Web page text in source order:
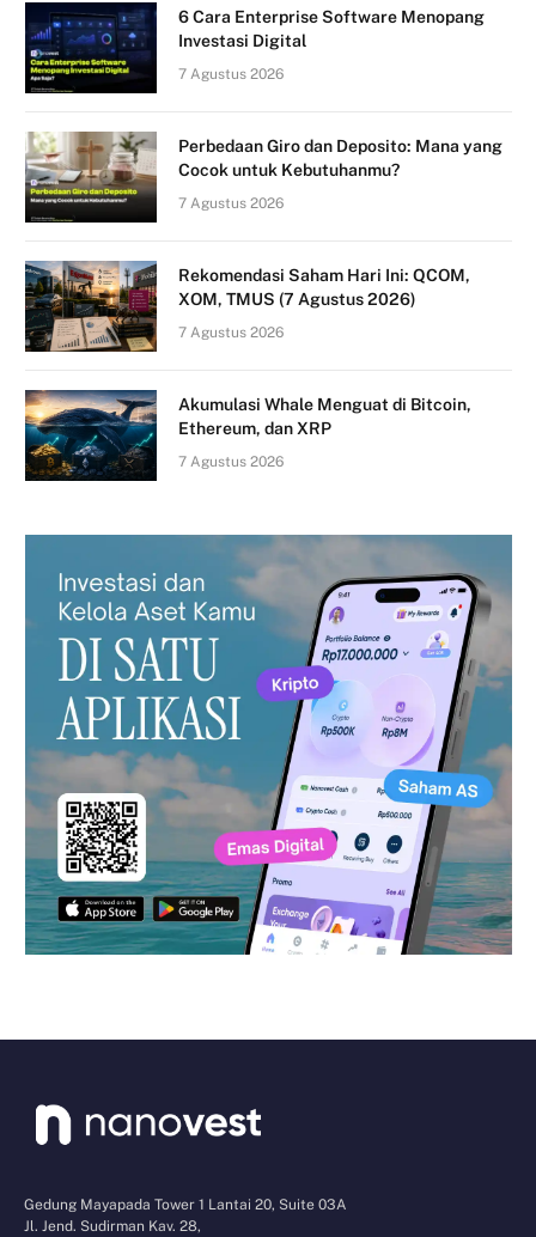
6 Cara Enterprise Software Menopang
Investasi Digital
7 Agustus 2026
Perbedaan Giro dan Deposito: Mana yang
Cocok untuk Kebutuhanmu?
7 Agustus 2026
Rekomendasi Saham Hari Ini: QCOM,
XOM, TMUS (7 Agustus 2026)
7 Agustus 2026
Akumulasi Whale Menguat di Bitcoin,
Ethereum, dan XRP
7 Agustus 2026
Gedung Mayapada Tower 1 Lantai 20, Suite 03A
Jl. Jend. Sudirman Kav. 28,